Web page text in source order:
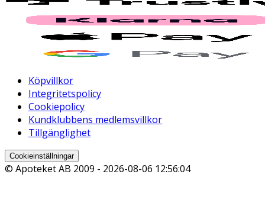
Köpvillkor
Integritetspolicy
Cookiepolicy
Kundklubbens medlemsvillkor
Tillgänglighet
Cookieinställningar
© Apoteket AB 2009 - 2026-08-06 12:56:04